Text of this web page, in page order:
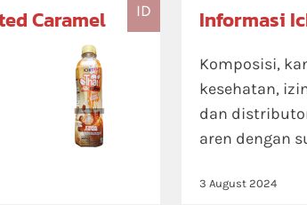
ID
Caramel Informasi
Komposisi,
kesehatan,
dan
aren dengan
3 August 2024